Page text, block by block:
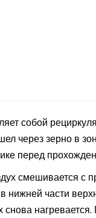
собой
через зерно в
перед
смешивается с
части